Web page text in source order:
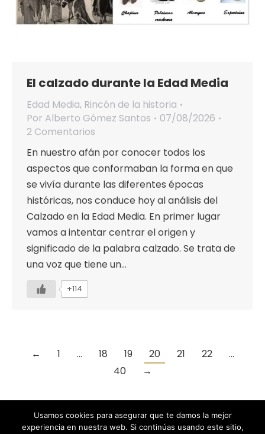
El calzado durante la Edad Media
Edad Media, Rincón de la historia
Por Alberto Gómez Santos
07/08/2026
2 Comentarios
En nuestro afán por conocer todos los
aspectos que conformaban la forma en que
se vivía durante las diferentes épocas
históricas, nos conduce hoy al análisis del
Calzado en la Edad Media. En primer lugar
vamos a intentar centrar el origen y
significado de la palabra calzado. Se trata de
una voz que tiene un…
+114
← 1 … 18 19 20 21 22
…
40
→
Usamos cookies para asegurar que te damos la mejor
experiencia en nuestra web. Si continúas usando este sitio,